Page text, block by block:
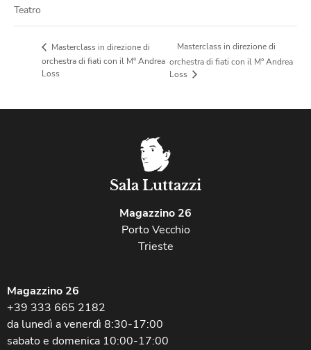
Teatro
Masterclass in direzione di
orchestra di fiati con il M° Andrea
Loss
Masterclass in direzione di
orchestra di fiati con il M° Andrea
Loss
Sala Luttazzi
Magazzino 26
Porto Vecchio
Trieste
Magazzino 26
+39 333 665 2182
da lunedì a venerdì 8:30-17:00
sabato e domenica 10:00-17:00